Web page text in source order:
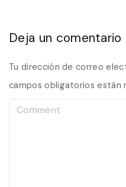
Deja un comentario
Tu dirección de correo
campos obligatorios están